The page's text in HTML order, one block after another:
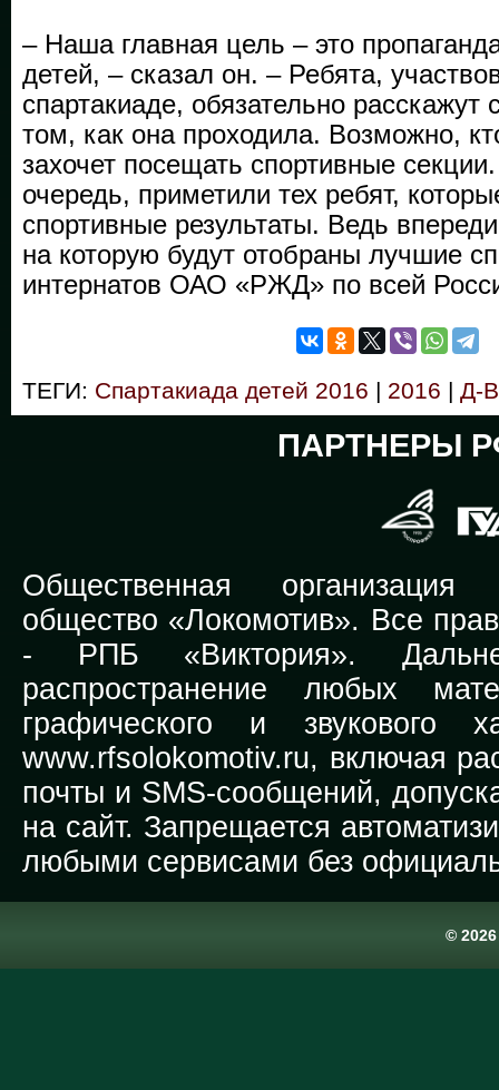
– Наша главная цель – это
детей, – сказал он. – Ребята,
спартакиаде, обязательно
том, как она проходила. Возможно,
захочет посещать спортивные
очередь, приметили тех ребят,
спортивные результаты. Ведь
на которую будут отобраны лучшие
интернатов ОАО «РЖД» по всей
ТЕГИ: Спартакиада детей 2016 | 2016 | Д-
ПАРТНЕРЫ
Общественная организация
общество «Локомотив». Все
- РПБ «Виктория».
распространение любых
графического и звукового
www.rfsolokomotiv.ru, включая
почты и SMS-сообщений,
на сайт. Запрещается
любыми сервисами без
©